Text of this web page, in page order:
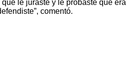
le juraste y le probaste que
comentó.